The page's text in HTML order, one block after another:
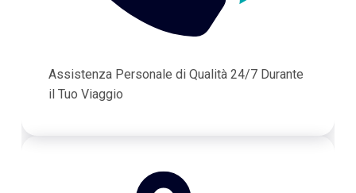
Assistenza Personale di Qualità 24/7 Durante
il Tuo Viaggio